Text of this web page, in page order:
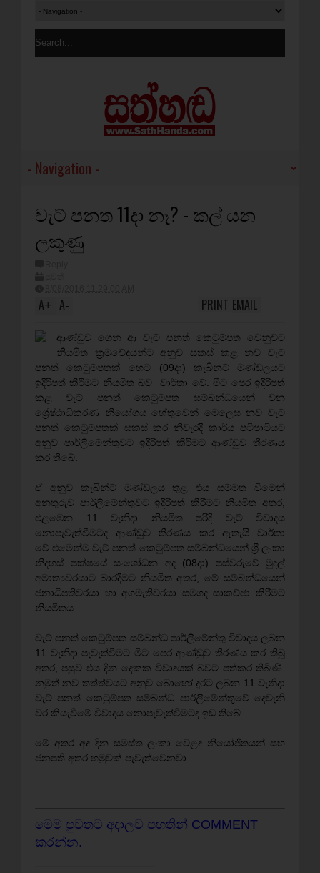
වැට් පනත 11දා නෑ? - කල් යන
ලකුණු
A+ A- EMAIL
PRINT
ආණ්ඩුව ගෙන ආ වැට් පනත් කෙටුම්පත වෙනුවට
නියමිත ක්‍රමවේදයන්ට අනුව සකස් කළ නව වැට්
පනත් කෙටුම්පතක් හෙට (09දා) කැබිනට් මණ්ඩලයට
ඉදිරිපත් කිරීමට නියමිත බව වාර්තා වේ. මීට පෙර ඉදිරිපත්
කළ වැට් පනත් කෙටුම්පත සම්බන්ධයෙන් වන
ශ්‍රේෂ්ඨාධිකරණ නියෝගය හේතුවෙන් මෙලෙස නව වැට්
පනත් කෙටුම්පතක් සකස් කර නිවැරදි කාර්ය පටිපාටියට
අනුව පාර්ලිමේන්තුවට ඉදිරිපත් කිරීමට ආණ්ඩුව තීරණය
කර තිබේ.
ඒ අනුව කැබින්ට් මණ්ඩලය තුළ එය සම්මත වීමෙන්
අනතුරුව පාර්ලිමේන්තුවට ඉදිරිපත් කිරීමට නියමිත අතර,
එළඹෙන 11 වැනිදා නියමිත පරිදි වැට් විවාදය
නොපැවැත්වීමටද ආණ්ඩුව තීරණය කර ඇතැයි වාර්තා
වේ.එමෙන්ම වැට් පනත් කෙටුම්පත සම්බන්ධයෙන් ශ්‍රී ලංකා
නිදහස් පක්ෂයේ සංශෝධන අද (08දා) පස්වරුවේ මුදල්
අමාත්‍යවරයාට බාරදීමට නියමිත අතර, මේ සම්බන්ධයෙන්
ජනාධිපතිවරයා හා අගමැතිවරයා සමගද සාකච්ඡා කිරීමට
නියමිතය.
වැට් පනත් කෙටුම්පත සම්බන්ධ පාර්ලිමේන්තු විවාදය ලබන
11 වැනිදා පැවැත්වීමට මීට පෙර ආණ්ඩුව තීරණය කර තිබූ
අතර, පසුව එය දින දෙකක විවාදයක් බවට පත්කර තිබිණි.
නමුත් නව තත්ත්වයට අනුව බොහෝ දුරට ලබන 11 වැනිදා
වැට් පනත් කෙටුම්පත සම්බන්ධ පාර්ලිමේන්තුවේ දෙවැනි
වර කියැවීමේ විවාදය නොපැවැත්වීමටද ඉඩ තිබේ.
මේ අතර අද දින සමස්ත ලංකා වෙළද නියෝජිතයන් සහ
ජනපති අතර හමුවක් පැවැත්වෙනවා.
මෙම පුවතට අදාලව පහතින් COMMENT
කරන්න.